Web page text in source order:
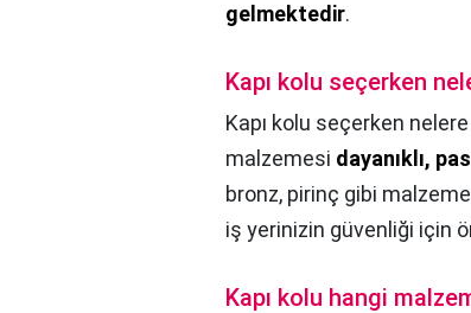
gelmektedir.
Kapı kolu seçerken
Kapı kolu seçerken
malzemesi dayanıklı,
bronz, pirinç gibi
iş yerinizin güvenliği için
Kapı kolu hangi